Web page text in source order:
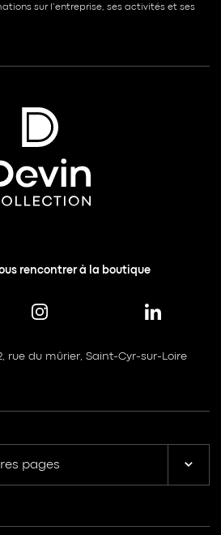
sur l’entreprise, ses activités et ses
rencontrer à la boutique
rue du mûrier, Saint-Cyr-sur-Loire
pages